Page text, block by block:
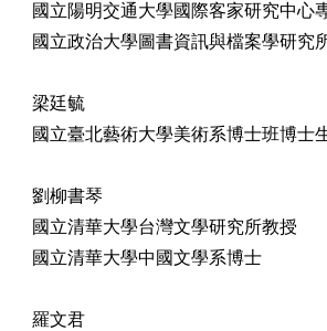
國立陽明交通大學國際客家研究中心
國立政治大學圖書資訊與檔案學研究
梁廷毓
國立臺北藝術大學美術系博士班博士
劉柳書琴
國立清華大學台灣文學研究所教授
國立清華大學中國文學系博士
羅文君